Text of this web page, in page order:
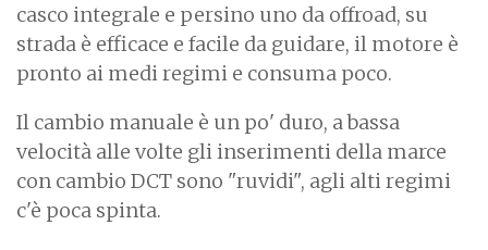
casco integrale e persino uno da offroad, su
strada è efficace e facile da guidare, il motore è
pronto ai medi regimi e consuma poco.
Il cambio manuale è un po' duro, a bassa
velocità alle volte gli inserimenti della marce
con cambio DCT sono "ruvidi", agli alti regimi
c'è poca spinta.